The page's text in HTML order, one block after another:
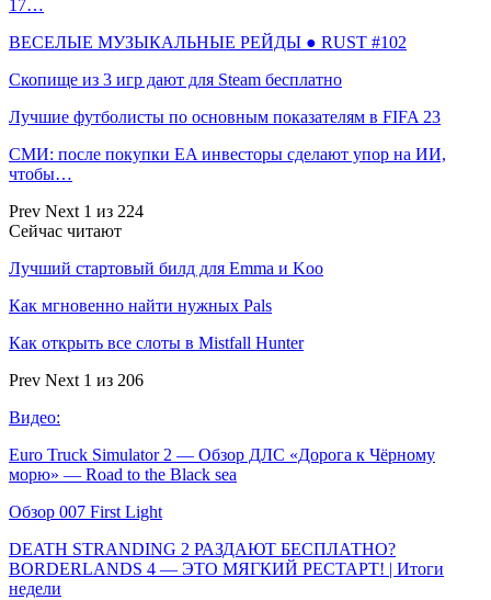
17…
ВЕСЕЛЫЕ МУЗЫКАЛЬНЫЕ РЕЙДЫ ● RUST #102
Скопище из 3 игр дают для Steam бесплатно
Лучшие футболисты по основным показателям в FIFA 23
СМИ: после покупки EA инвесторы сделают упор на ИИ,
чтобы…
Prev Next 1 из 224
Сейчас читают
Лучший стартовый билд для Emma и Koo
Как мгновенно найти нужных Pals
Как открыть все слоты в Mistfall Hunter
Prev Next 1 из 206
Видео:
Euro Truck Simulator 2 — Обзор ДЛС «Дорога к Чёрному
морю» — Road to the Black sea
Обзор 007 First Light
DEATH STRANDING 2 РАЗДАЮТ БЕСПЛАТНО?
BORDERLANDS 4 — ЭТО МЯГКИЙ РЕСТАРТ! | Итоги
недели